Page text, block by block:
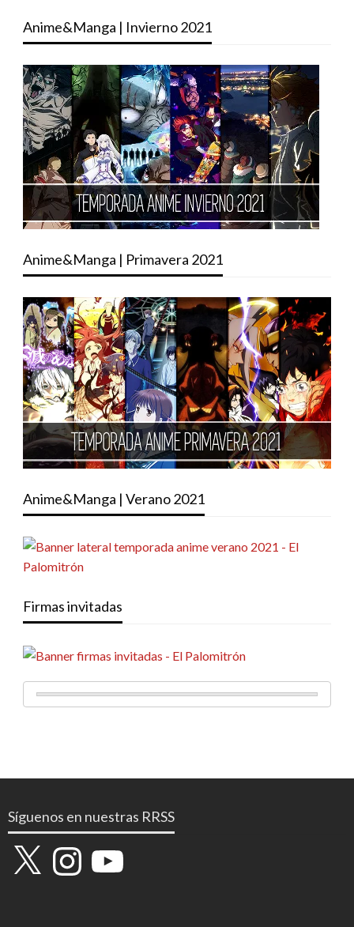
Anime&Manga | Invierno 2021
Anime&Manga | Primavera 2021
Anime&Manga | Verano 2021
Firmas invitadas
Síguenos en nuestras RRSS
X InstagramYouTube